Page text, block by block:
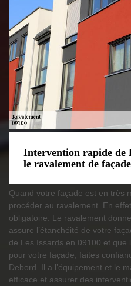
Intervention rapide de
le ravalement de façade
Quand votre façade est en très
procéder au ravalement. En
obligatoire. Le ravalement
assure l’étanchéité de votre
de Les Issards en 09100 et que
pour votre façade, faites
Debord. Il a l’équipement et le
efficace et assurer des